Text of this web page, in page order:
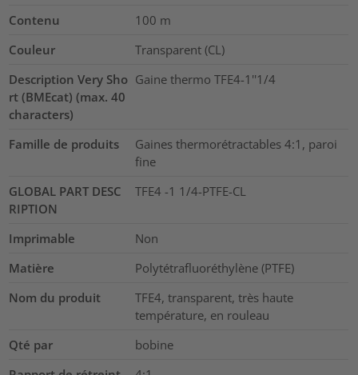
Contenu
100 m
Couleur
Transparent (CL)
Description Very Sho
rt (BMEcat) (max. 40
characters)
Gaine thermo TFE4-1''1/4
Famille de produits
Gaines thermorétractables 4:1, paroi
fine
GLOBAL PART DESC
RIPTION
TFE4 -1 1/4-PTFE-CL
Imprimable
Non
Matière
Polytétrafluoréthylène (PTFE)
Nom du produit
TFE4, transparent, très haute
température, en rouleau
Qté par
bobine